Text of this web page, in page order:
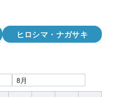
ヒロシマ・ナガサキ